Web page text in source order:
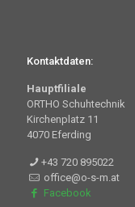
Kontaktdaten:
Hauptfiliale
ORTHO Schuhtechnik
Kirchenplatz 11
4070 Eferding
+43 720 895022
office@o-s-m.at
Facebook